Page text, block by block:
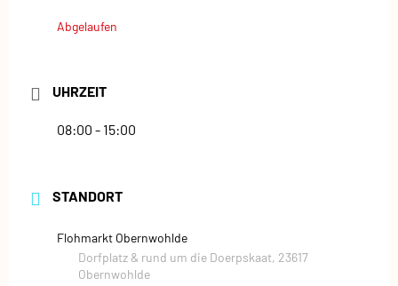
Abgelaufen
UHRZEIT
08:00 - 15:00
STANDORT
Flohmarkt Obernwohlde
Dorfplatz & rund um die Doerpskaat, 23617
Obernwohlde